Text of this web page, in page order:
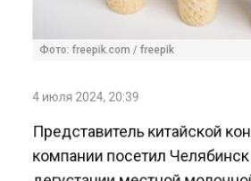
Фото: freepik.com / freepik
компании посетил Челябинск
дегустации местной